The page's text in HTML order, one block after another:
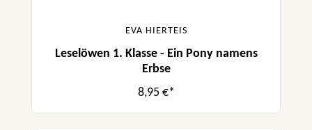
EVA HIERTEIS
Leselöwen 1. Klasse - Ein Pony namens
Erbse
8,95 €*